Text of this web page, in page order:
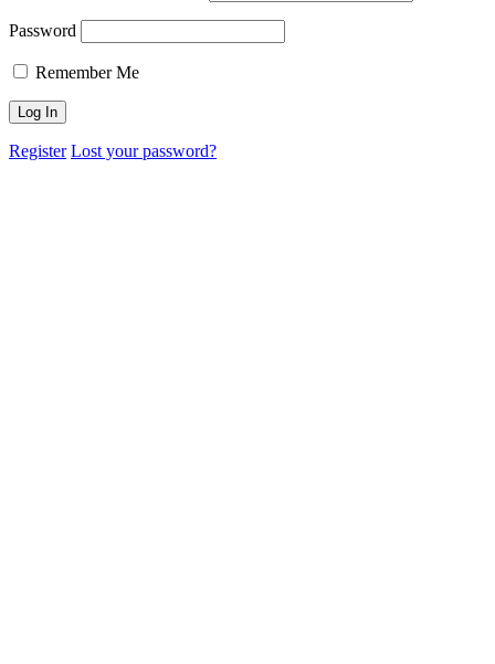
Password
Remember Me
Register Lost your password?